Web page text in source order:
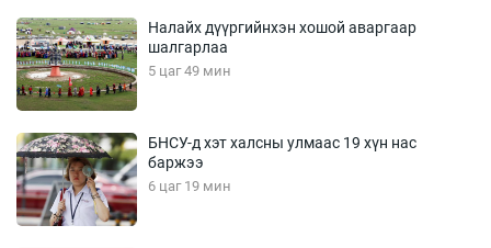
Налайх дүүргийнхэн хошой аваргаар
шалгарлаа
5 цаг 49 мин
БНСУ-д хэт халсны улмаас 19 хүн нас
баржээ
6 цаг 19 мин